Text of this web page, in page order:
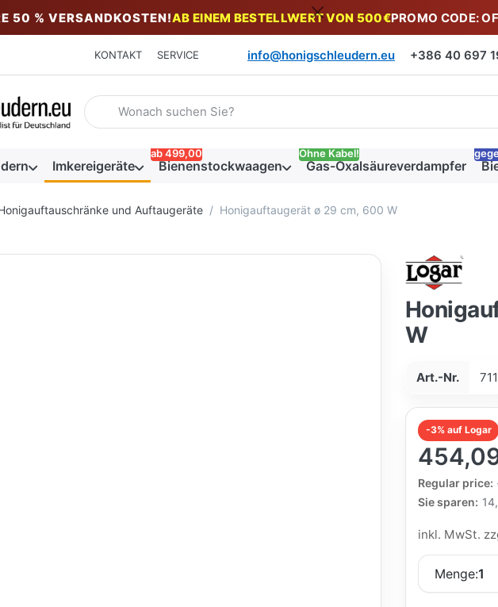
50 % VERSANDKOSTEN!AB EINEM BESTELLWERT VON 500€PROMO CODE:
KONTAKT SERVICE info@honigschleudern.eu +386 40 697
Geben Sie einen Suchbegriff ein. Während Sie tippen, erscheinen
Imkereigeräte Bienenstockwaagen
ab 499,00
Gas-Oxalsäureverdampfer
Ohne Kabel!
und Auftaugeräte Honigauftaugerät ø 29 cm, 600 W
W
Art.-Nr.
-3% auf Logar
Regular price:
The Regular
Sie sparen:
inkl. MwSt.
Menge:1